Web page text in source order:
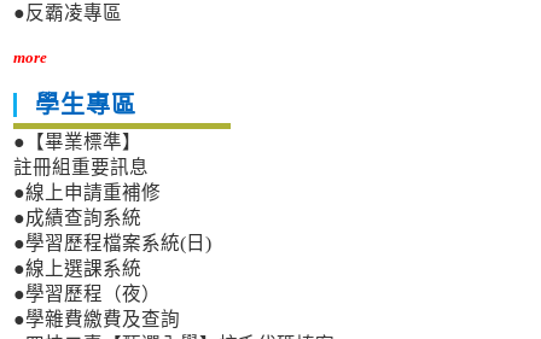
●反霸凌專區
more
學生專區
●【畢業標準】
註冊組重要訊息
●線上申請重補修
●成績查詢系統
●學習歷程檔案系統(日)
●線上選課系統
●學習歷程（夜）
●學雜費繳費及查詢